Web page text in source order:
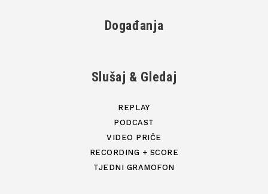
Događanja
Slušaj & Gledaj
REPLAY
PODCAST
VIDEO PRIČE
RECORDING + SCORE
TJEDNI GRAMOFON